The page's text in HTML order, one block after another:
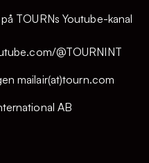
TOURNs Youtube-kanal
@TOURNINT
mailair(at)tourn.com
AB